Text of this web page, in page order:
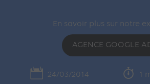
En savoir plus sur notre
AGENCE GOOGLE
24/03/2014 1